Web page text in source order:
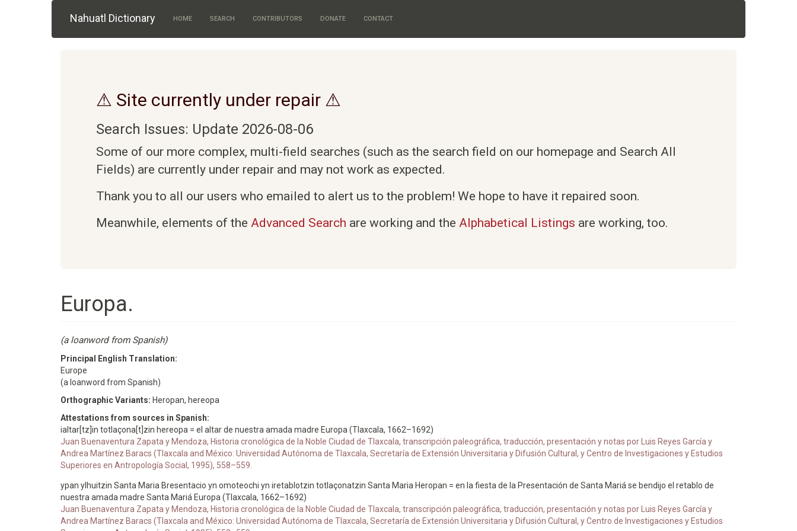
Nahuatl Dictionary HOME SEARCH CONTRIBUTORS DONATE CONTACT
⚠ Site currently under repair ⚠
Search Issues: Update 2026-08-06
Some of our more complex, multi-field searches (such as the search field on our homepage and Search All
Fields) are currently under repair and may not work as expected.
Thank you to all our users who emailed to alert us to the problem! We hope to have it repaired soon.
Meanwhile, elements of the Advanced Search are working and the Alphabetical Listings are working, too.
Europa.
(a loanword from Spanish)
Principal English Translation:
Europe
(a loanword from Spanish)
Orthographic Variants: Heropan, hereopa
Attestations from sources in Spanish:
ialtar[tz]in totlaçona[t]zin hereopa = el altar de nuestra amada madre Europa (Tlaxcala, 1662–1692)
Juan Buenaventura Zapata y Mendoza, Historia cronológica de la Noble Ciudad de Tlaxcala, transcripción paleográfica, traducción, presentación y notas por Luis Reyes García y
Andrea Martínez Baracs (Tlaxcala and México: Universidad Autónoma de Tlaxcala, Secretaría de Extensión Universitaria y Difusión Cultural, y Centro de Investigaciones y Estudios
Superiores en Antropología Social, 1995), 558–559.
ypan ylhuitzin Santa Maria Bresentacio yn omoteochi yn iretablotzin totlaçonatzin Santa Maria Heropan = en la fiesta de la Presentación de Santa Mariá se bendijo el retablo de
nuestra amada madre Santa Mariá Europa (Tlaxcala, 1662–1692)
Juan Buenaventura Zapata y Mendoza, Historia cronológica de la Noble Ciudad de Tlaxcala, transcripción paleográfica, traducción, presentación y notas por Luis Reyes García y
Andrea Martínez Baracs (Tlaxcala and México: Universidad Autónoma de Tlaxcala, Secretaría de Extensión Universitaria y Difusión Cultural, y Centro de Investigaciones y Estudios